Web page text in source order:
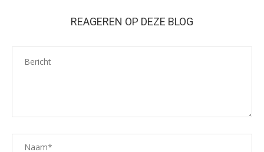
REAGEREN OP DEZE BLOG